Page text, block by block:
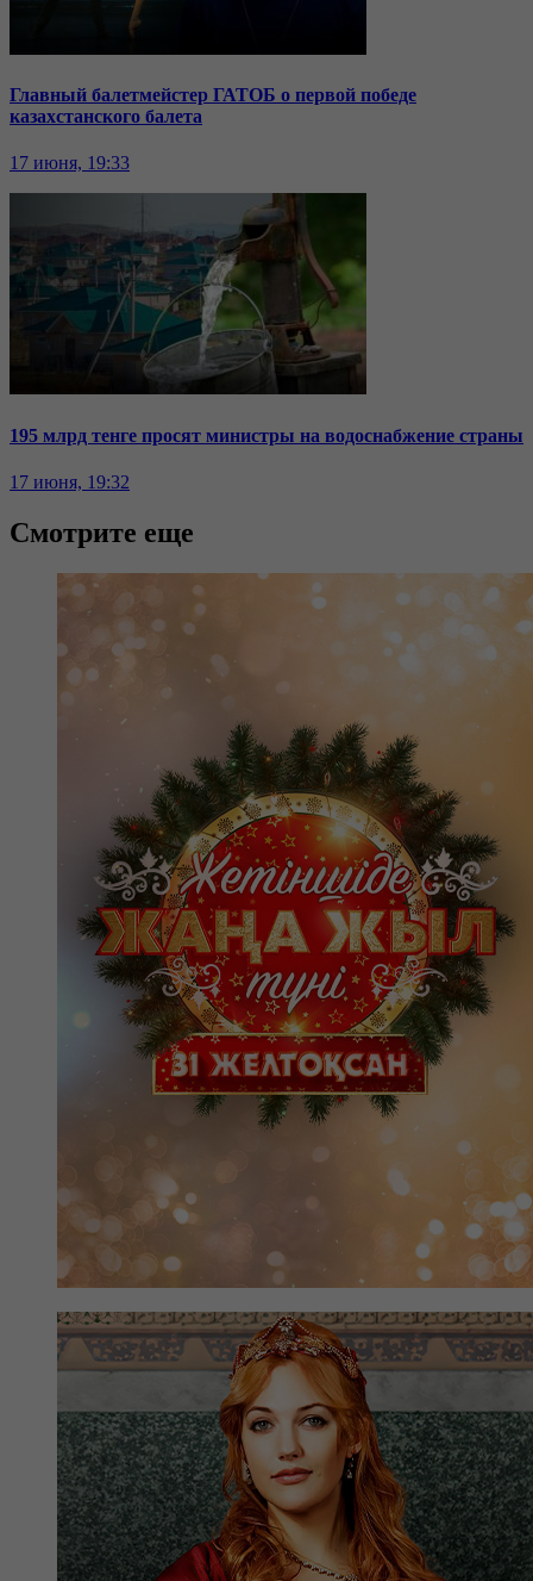
Главный балетмейстер ГАТОБ о первой победе
казахстанского балета
17 июня, 19:33
195 млрд тенге просят министры на водоснабжение страны
17 июня, 19:32
Смотрите еще